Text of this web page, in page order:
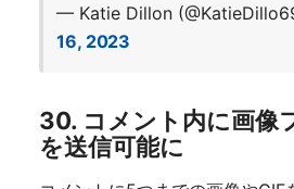
— Katie Dillon
16, 2023
30. コメント内に画像
を送信可能に